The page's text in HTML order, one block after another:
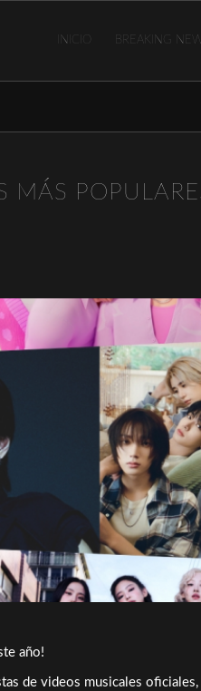
INICIO BREAKING
MÁS
año!
de videos musicales